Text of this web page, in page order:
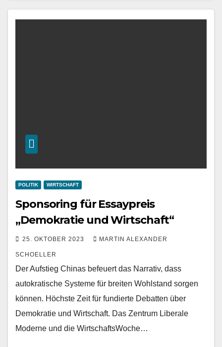
POLITIK WIRTSCHAFT
Sponsoring für Essaypreis
„Demokratie und Wirtschaft“
25. OKTOBER 2023 MARTIN ALEXANDER
SCHOELLER
Der Aufstieg Chinas befeuert das Narrativ, dass
autokratische Systeme für breiten Wohlstand sorgen
können. Höchste Zeit für fundierte Debatten über
Demokratie und Wirtschaft. Das Zentrum Liberale
Moderne und die WirtschaftsWoche…